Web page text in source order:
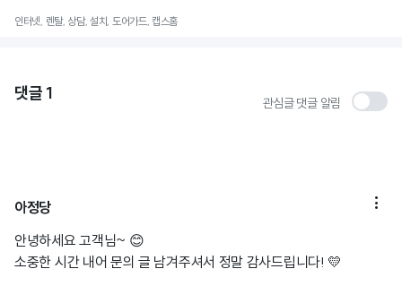
인터넷, 렌탈, 상담, 설치, 도어가드, 캡스홈
댓글 1 관심글 댓글 알림
아정당 
안녕하세요 고객님~ 😊
소중한 시간 내어 문의 글 남겨주셔서 정말 감사드립니다! 💛